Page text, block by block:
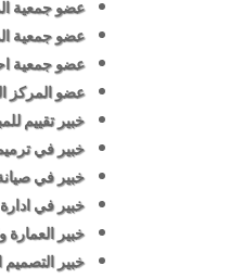
عضو جمعية
عضو جمعية
عضو جمعية
عضو المركز
خبير تقييم
خبير في
خبير في
خبير في
خبير
خبير